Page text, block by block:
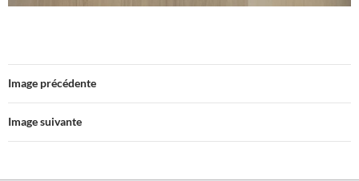
Image précédente
Image suivante